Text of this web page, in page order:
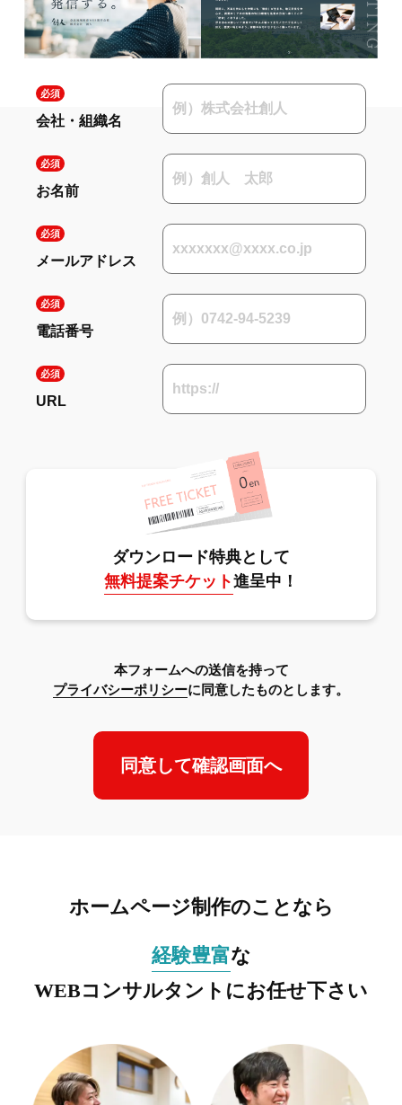
WORKS
MARKETING BLOG
会社・組織名
お名前
メールアドレス
電話番号
URL
ダウンロード特典として
無料提案チケット進呈中！
本フォームへの送信を持って
プライバシーポリシーに同意したものとします。
同意して確認画面へ
ホームページ制作のことなら
経験豊富な
WEBコンサルタントにお任せ下さい